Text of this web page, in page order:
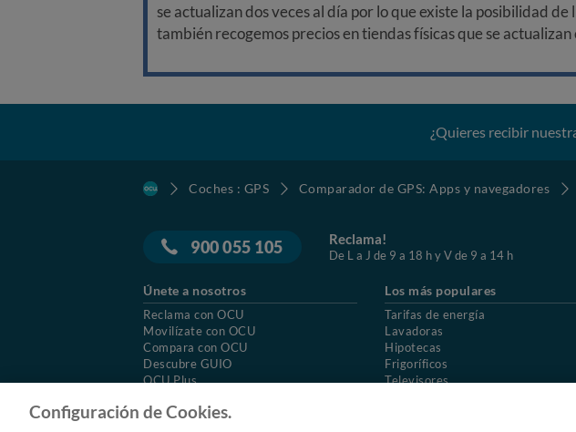
se actualizan dos veces al día por lo que existe la posibilidad
también recogemos precios en tiendas físicas que se
¿Quieres recibir
Coches : GPS Comparador de GPS: Apps y navegadores
900 055 105 Reclama!
De L a J de 9 a 18 h y V de 9 a 14 h
Únete a nosotros
Reclama con OCU
Movilízate con OCU
Compara con OCU
Descubre GUIO
OCU Plus
Los más populares
Tarifas de energía
Lavadoras
Hipotecas
Frigoríficos
Televisores
Configuración de Cookies.